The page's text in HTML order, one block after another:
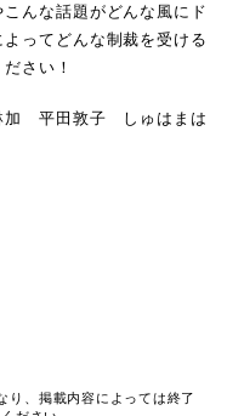
んな話題がどんな風にド
ってどんな制裁を受ける
さい！
平田敦子 しゅはまは
、掲載内容によっては終了